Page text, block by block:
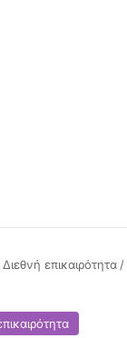
Διεθνή επικαιρότητα /